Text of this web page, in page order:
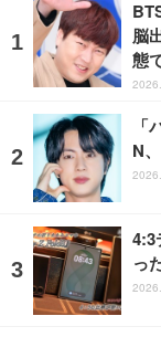
脳
態
「
N
4:3
っ